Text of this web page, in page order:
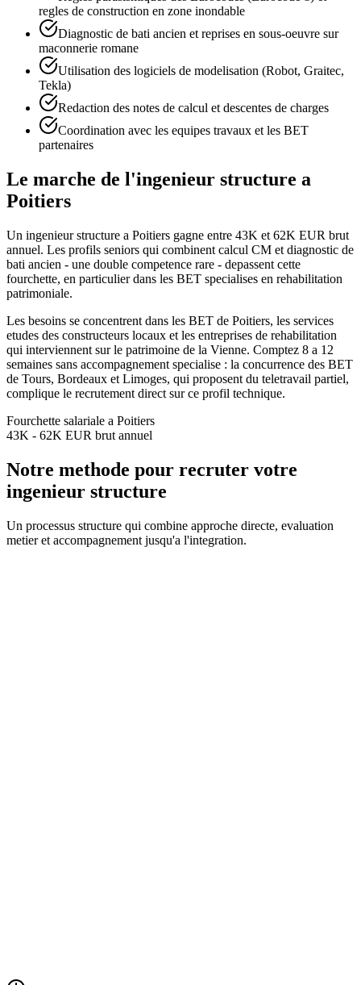
regles de construction en zone inondable
Diagnostic de bati ancien et reprises en sous-oeuvre sur
maconnerie romane
Utilisation des logiciels de modelisation (Robot, Graitec,
Tekla)
Redaction des notes de calcul et descentes de charges
Coordination avec les equipes travaux et les BET
partenaires
Le marche de l'ingenieur structure a
Poitiers
Un ingenieur structure a Poitiers gagne entre 43K et 62K EUR brut
annuel. Les profils seniors qui combinent calcul CM et diagnostic de
bati ancien - une double competence rare - depassent cette
fourchette, en particulier dans les BET specialises en rehabilitation
patrimoniale.
Les besoins se concentrent dans les BET de Poitiers, les services
etudes des constructeurs locaux et les entreprises de rehabilitation
qui interviennent sur le patrimoine de la Vienne. Comptez 8 a 12
semaines sans accompagnement specialise : la concurrence des BET
de Tours, Bordeaux et Limoges, qui proposent du teletravail partiel,
complique le recrutement direct sur ce profil technique.
Fourchette salariale a Poitiers
43K - 62K EUR brut annuel
Notre methode pour recruter votre
ingenieur structure
Un processus structure qui combine approche directe, evaluation
metier et accompagnement jusqu'a l'integration.